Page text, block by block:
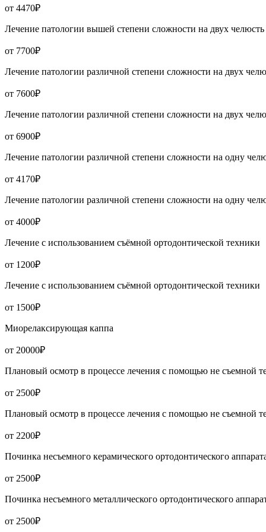
от 4470₽
Лечение патологии вышей степени сложности на двух челюсть
от 7700₽
Лечение патологии различной степени сложности на двух
от 7600₽
Лечение патологии различной степени сложности на двух
от 6900₽
Лечение патологии различной степени сложности на одну
от 4170₽
Лечение патологии различной степени сложности на одну
от 4000₽
Лечение с использованием съёмной ортодонтической техники
от 1200₽
Лечение с использованием съёмной ортодонтической техники
от 1500₽
Миорелаксирующая каппа
от 20000₽
Плановый осмотр в процессе лечения с помощью не съемной
от 2500₽
Плановый осмотр в процессе лечения с помощью не съемной
от 2200₽
Починка несъемного керамического ортодонтического
от 2500₽
Починка несъемного металлического ортодонтического
от 2500₽